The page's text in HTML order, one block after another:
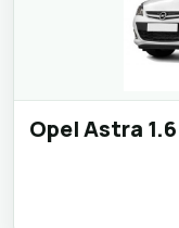
Opel Astra